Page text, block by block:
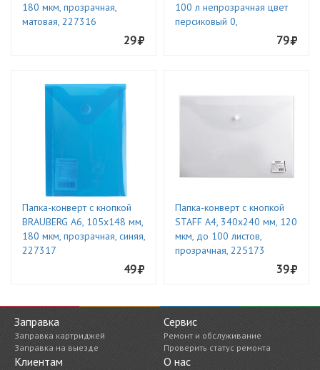
180 мкм, прозрачная,
матовая, 227316
29
100 л непрозрачная цвет
персиковый 0,
79
Папка-конверт с кнопкой
BRAUBERG А6, 105х148 мм,
180 мкм, прозрачная, синяя,
227317
49
Папка-конверт с кнопкой
STAFF А4, 340х240 мм, 120
мкм, до 100 листов,
прозрачная, 225173
39
Заправка
Заправка картриджей
Заправка на выезде
Сервис
Ремонт и обслуживание
Проверить статус ремонта
Клиентам О нас